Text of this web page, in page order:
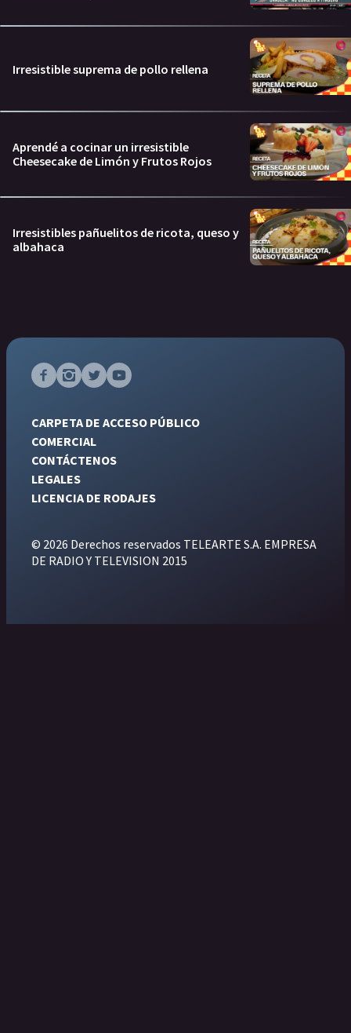
Irresistible suprema de pollo rellena
Aprendé a cocinar un irresistible
Cheesecake de Limón y Frutos Rojos
Irresistibles pañuelitos de ricota, queso y
albahaca
CARPETA DE ACCESO PÚBLICO
COMERCIAL
CONTÁCTENOS
LEGALES
LICENCIA DE RODAJES
© 2026 Derechos reservados TELEARTE S.A. EMPRESA
DE RADIO Y TELEVISION 2015